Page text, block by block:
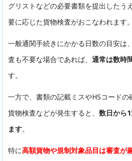
グリストなどの必要書類を提出したう
要に応じた貨物検査がおこなわれます。
一般通関手続きにかかる日数の目安は
査も不要な場合であれば、 通常は数時
す。
一方で、書類の記載ミスやHSコードの
貨物検査などが発生すると、 数日から
ます。
特に高額貨物や規制対象品目は審査が